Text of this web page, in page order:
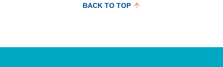
BACK TO TOP